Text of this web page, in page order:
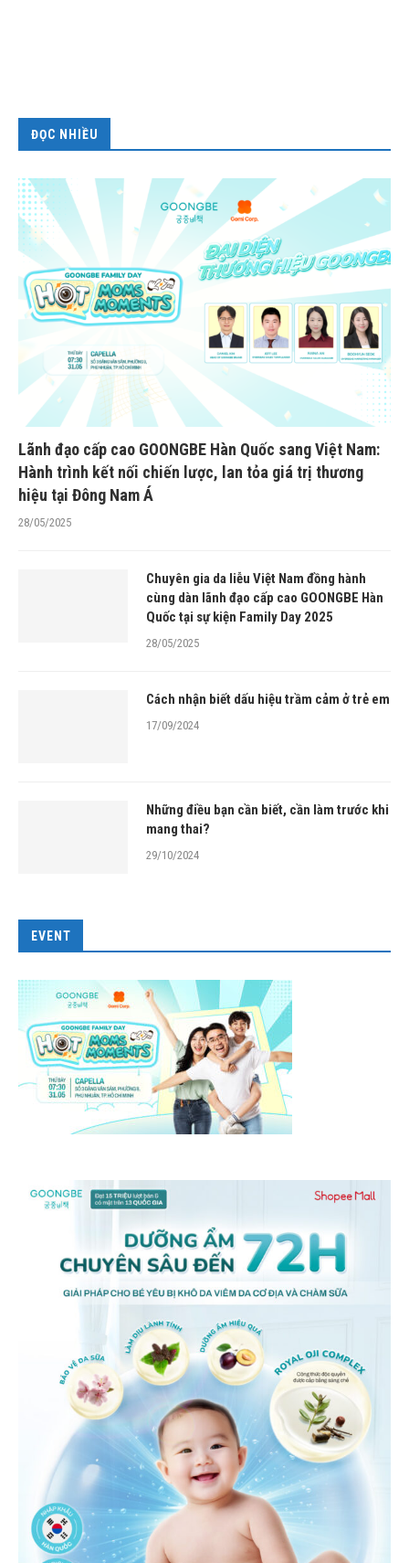
ĐỌC NHIỀU
Lãnh đạo cấp cao GOONGBE Hàn Quốc sang Việt Nam:
Hành trình kết nối chiến lược, lan tỏa giá trị thương
hiệu tại Đông Nam Á
28/05/2025
Chuyên gia da liễu Việt Nam đồng hành
cùng dàn lãnh đạo cấp cao GOONGBE Hàn
Quốc tại sự kiện Family Day 2025
28/05/2025
Cách nhận biết dấu hiệu trầm cảm ở trẻ em
17/09/2024
Những điều bạn cần biết, cần làm trước khi
mang thai?
29/10/2024
EVENT